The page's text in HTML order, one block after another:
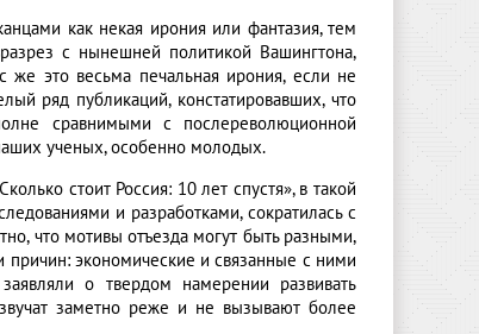
как некая ирония или фантазия, тем
с нынешней политикой Вашингтона,
же это весьма печальная ирония, если не
ряд публикаций, констатировавших, что
сравнимыми с послереволюционной
ученых, особенно молодых.
стоит Россия: 10 лет спустя», в такой
и разработками, сократилась с
что мотивы отъезда могут быть разными,
экономические и связанные с ними
о твердом намерении развивать
заметно реже и не вызывают более